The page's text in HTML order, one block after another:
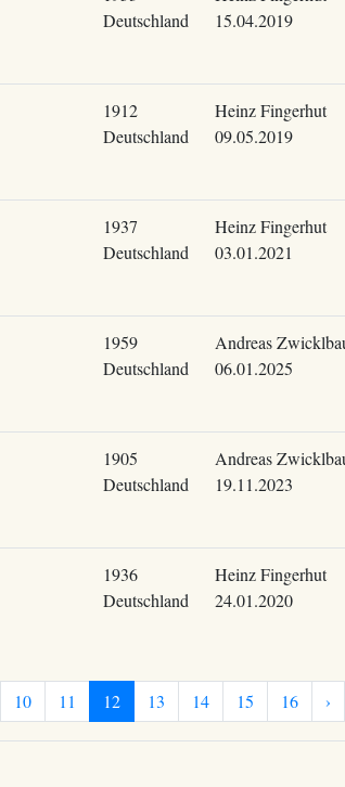
Deutschland
15.04.2019
1912
Deutschland
Heinz Fingerhut
09.05.2019
1937
Deutschland
Heinz Fingerhut
03.01.2021
1959
Deutschland
Andreas
06.01.2025
1905
Deutschland
Andreas
19.11.2023
1936
Deutschland
Heinz Fingerhut
24.01.2020
10 11 12 13 14 15 16 ›